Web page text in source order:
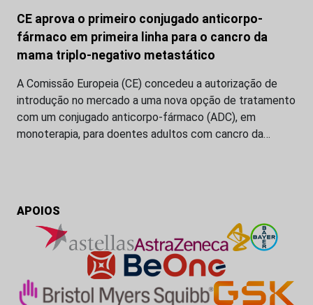
CE aprova o primeiro conjugado anticorpo-
fármaco em primeira linha para o cancro da
mama triplo-negativo metastático
A Comissão Europeia (CE) concedeu a autorização de
introdução no mercado a uma nova opção de tratamento
com um conjugado anticorpo-fármaco (ADC), em
monoterapia, para doentes adultos com cancro da…
APOIOS